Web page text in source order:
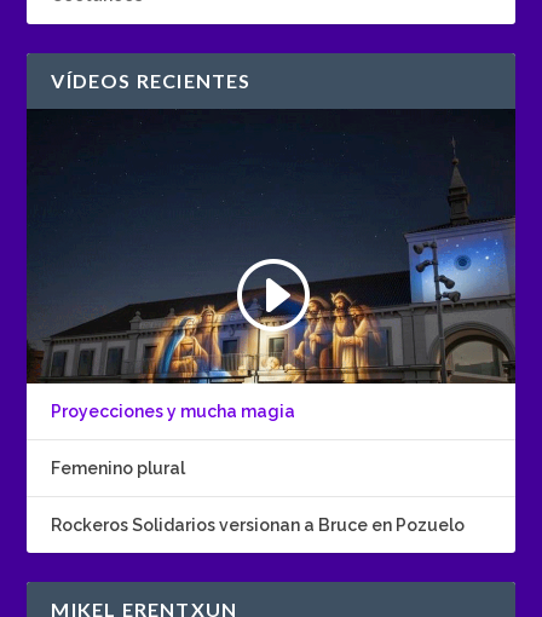
VÍDEOS RECIENTES
Proyecciones y mucha magia
Femenino plural
Rockeros Solidarios versionan a Bruce en Pozuelo
MIKEL ERENTXUN